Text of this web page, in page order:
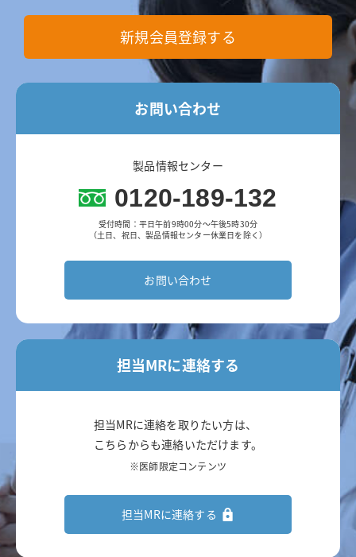
新規会員登録する
お問い合わせ
製品情報センター
0120-189-132
受付時間：平日午前9時00分～午後5時30分
（土日、祝日、製品情報センター休業日を除く）
お問い合わせ
担当MRに連絡する
担当MRに連絡を取りたい方は、
こちらからも連絡いただけます。
※医師限定コンテンツ
担当MRに連絡する